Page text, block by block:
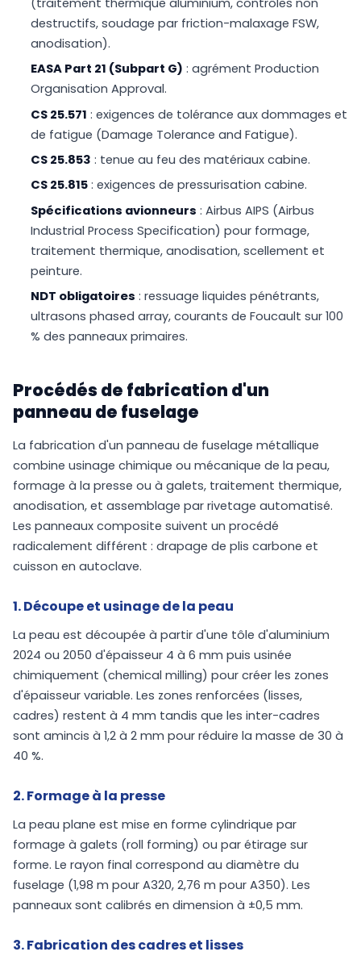
destructifs, soudage par friction-malaxage FSW,
anodisation).
EASA Part 21 (Subpart G) : agrément Production
Organisation Approval.
CS 25.571 : exigences de tolérance aux dommages et
de fatigue (Damage Tolerance and Fatigue).
CS 25.853 : tenue au feu des matériaux cabine.
CS 25.815 : exigences de pressurisation cabine.
Spécifications avionneurs : Airbus AIPS (Airbus
Industrial Process Specification) pour formage,
traitement thermique, anodisation, scellement et
peinture.
NDT obligatoires : ressuage liquides pénétrants,
ultrasons phased array, courants de Foucault sur 100
% des panneaux primaires.
Procédés de fabrication d'un
panneau de fuselage
La fabrication d'un panneau de fuselage métallique
combine usinage chimique ou mécanique de la peau,
formage à la presse ou à galets, traitement thermique,
anodisation, et assemblage par rivetage automatisé.
Les panneaux composite suivent un procédé
radicalement différent : drapage de plis carbone et
cuisson en autoclave.
1. Découpe et usinage de la peau
La peau est découpée à partir d'une tôle d'aluminium
2024 ou 2050 d'épaisseur 4 à 6 mm puis usinée
chimiquement (chemical milling) pour créer les zones
d'épaisseur variable. Les zones renforcées (lisses,
cadres) restent à 4 mm tandis que les inter-cadres
sont amincis à 1,2 à 2 mm pour réduire la masse de 30 à
40 %.
2. Formage à la presse
La peau plane est mise en forme cylindrique par
formage à galets (roll forming) ou par étirage sur
forme. Le rayon final correspond au diamètre du
fuselage (1,98 m pour A320, 2,76 m pour A350). Les
panneaux sont calibrés en dimension à ±0,5 mm.
3. Fabrication des cadres et lisses